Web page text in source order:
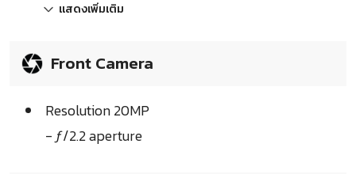
แสดงเพิ่มเติม
Front Camera
Resolution 20MP
- ƒ/2.2 aperture